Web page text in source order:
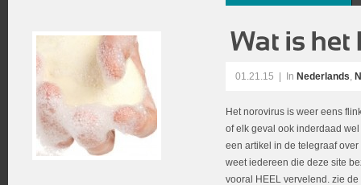
01.21.15 In Nederlands,
Het norovirus is weer eens
of elk geval ook inderdaad
een artikel in de telegraaf
weet iedereen die deze site
vooral HEEL vervelend. zie